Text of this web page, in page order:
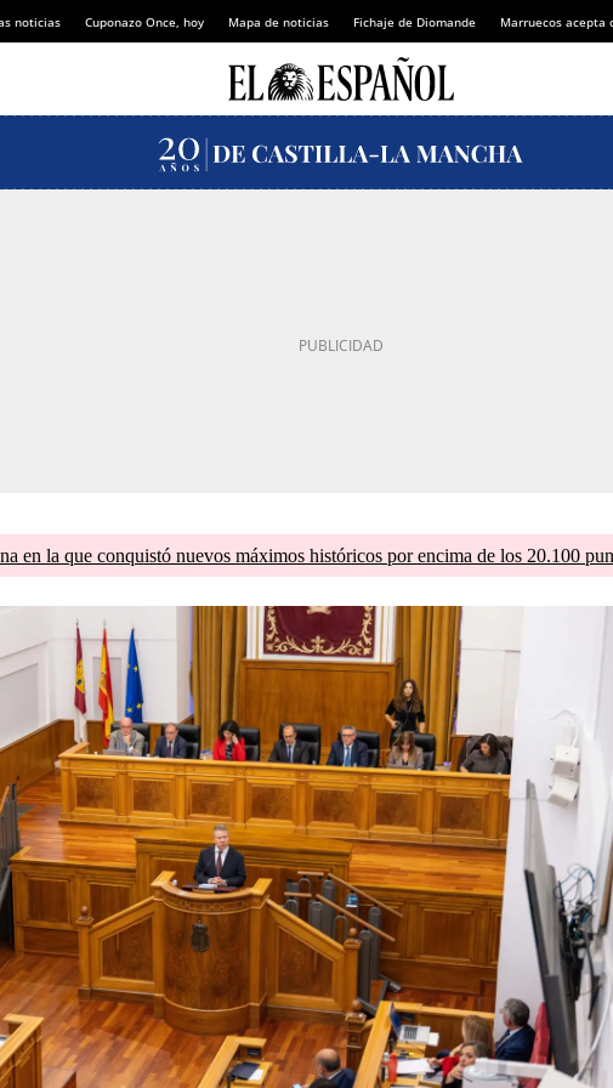
noticias Cuponazo Once, hoy Mapa de noticias Fichaje de Diomande Marruecos acepta
en la que conquistó nuevos máximos históricos por encima de los 20.100